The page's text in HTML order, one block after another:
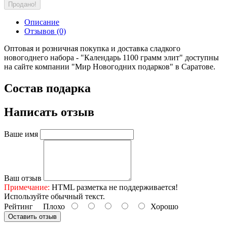
Продано!
Описание
Отзывов (0)
Оптовая и розничная покупка и доставка сладкого
новогоднего набора - "Календарь 1100 грамм элит" доступны
на сайте компании "Мир Новогодних подарков" в Саратове.
Состав подарка
Написать отзыв
Ваше имя
Ваш отзыв
Примечание: HTML разметка не поддерживается!
Используйте обычный текст.
Рейтинг Плохо Хорошо
Оставить отзыв